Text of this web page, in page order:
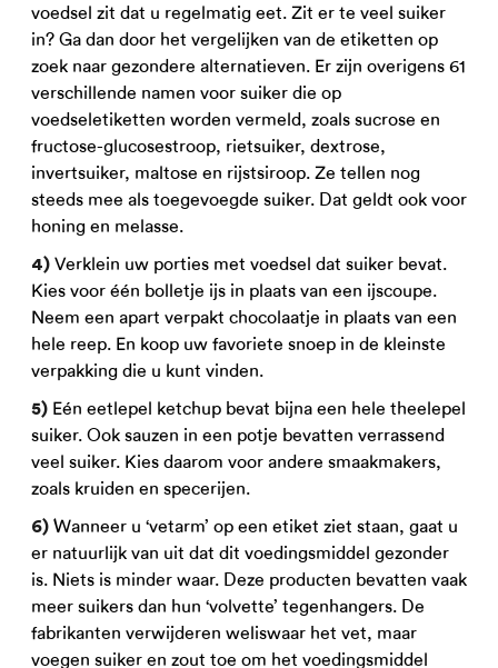
voedsel zit dat u regelmatig eet. Zit er te veel suiker
in? Ga dan door het vergelijken van de etiketten op
zoek naar gezondere alternatieven. Er zijn overigens 61
verschillende namen voor suiker die op
voedseletiketten worden vermeld, zoals sucrose en
fructose-glucosestroop, rietsuiker, dextrose,
invertsuiker, maltose en rijstsiroop. Ze tellen nog
steeds mee als toegevoegde suiker. Dat geldt ook voor
honing en melasse.
4) Verklein uw porties met voedsel dat suiker bevat.
Kies voor één bolletje ijs in plaats van een ijscoupe.
Neem een apart verpakt chocolaatje in plaats van een
hele reep. En koop uw favoriete snoep in de kleinste
verpakking die u kunt vinden.
5) Eén eetlepel ketchup bevat bijna een hele theelepel
suiker. Ook sauzen in een potje bevatten verrassend
veel suiker. Kies daarom voor andere smaakmakers,
zoals kruiden en specerijen.
6) Wanneer u ‘vetarm’ op een etiket ziet staan, gaat u
er natuurlijk van uit dat dit voedingsmiddel gezonder
is. Niets is minder waar. Deze producten bevatten vaak
meer suikers dan hun ‘volvette’ tegenhangers. De
fabrikanten verwijderen weliswaar het vet, maar
voegen suiker en zout toe om het voedingsmiddel